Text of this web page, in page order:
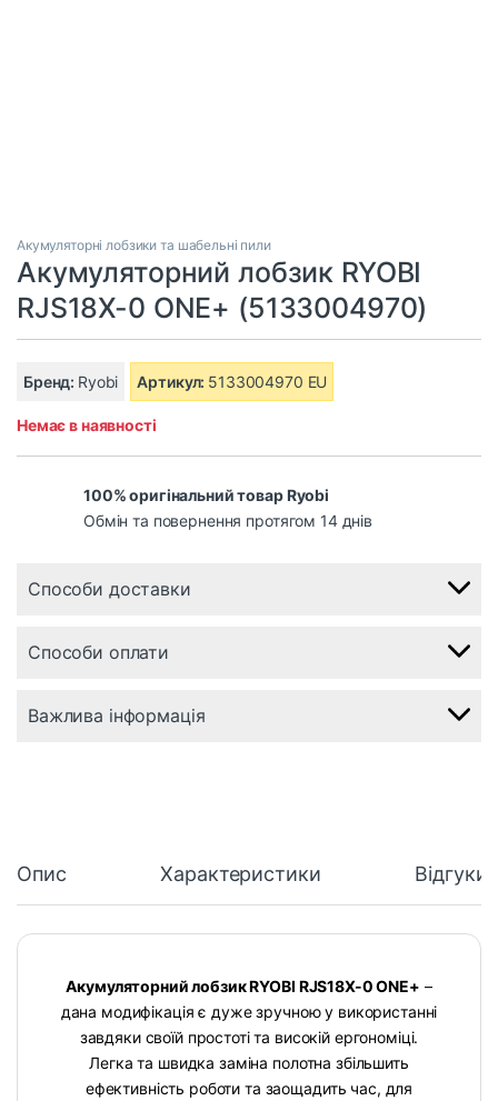
Акумуляторні лобзики та шабельні пили
Акумуляторний лобзик RYOBI
RJS18X-0 ONE+ (5133004970)
Бренд: Ryobi Артикул: 5133004970 EU
Немає в наявності
100% оригінальний товар Ryobi
Обмін та повернення протягом 14 днів
Способи доставки
Способи оплати
Важлива інформація
Опис Характеристики Відгуки
Акумуляторний лобзик RYOBI RJS18X-0 ONE+ –
дана модифікація є дуже зручною у використанні
завдяки своїй простоті та високій ергономіці.
Легка та швидка заміна полотна збільшить
ефективність роботи та заощадить час, для